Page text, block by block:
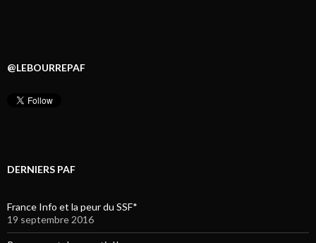
@LEBOURREPAF
DERNIERS PAF
France Info et la peur du SSF*
19 septembre 2016